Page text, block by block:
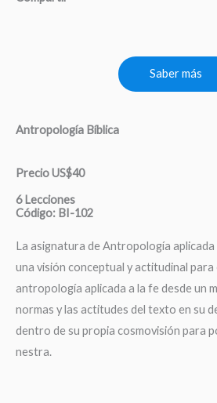
Saber más
Antropología Bíblica
Precio US$40
6 Lecciones
Código: BI-102
La asignatura de Antropología aplicada
una visión conceptual y actitudinal
antropología aplicada a la fe desde un
normas y las actitudes del texto en su
dentro de su propia cosmovisión para
nestra.